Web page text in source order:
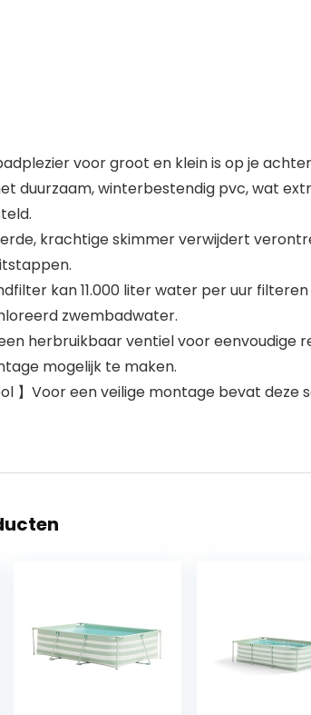
voor groot en klein is op je
duurzaam, winterbestendig pvc, wat
krachtige skimmer verwijdert
kan 11.000 liter water per uur
zwembadwater.
herbruikbaar ventiel voor
mogelijk te maken.
】Voor een veilige montage bevat